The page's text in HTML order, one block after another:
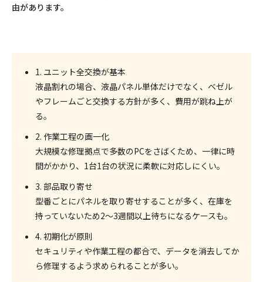
由があります。
1. ユニット全交換が基本
液晶割れの場合、液晶パネル単体だけでなく、ベゼル
やフレームごと交換する方針が多く、費用が跳ね上が
る。
2. 作業工程の画一化
大規模な修理拠点で多数のPCをさばくため、一律に時
間がかかり、1台1台の状況に柔軟に対応しにくい。
3. 部品取り寄せ
型番ごとにパネルを取り寄せすることが多く、在庫を
持っていないため2～3週間以上待ちになるケースも。
4. 初期化が原則
セキュリティや作業工程の都合で、データを消去してか
ら修理するよう求められることが多い。